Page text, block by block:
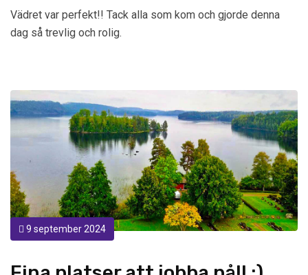
Vädret var perfekt!! Tack alla som kom och gjorde denna
dag så trevlig och rolig.
9 september 2024